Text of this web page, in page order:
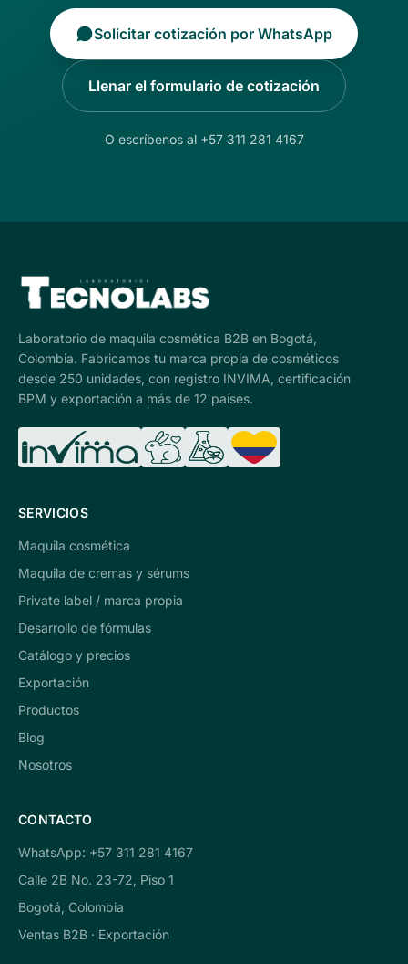
Solicitar cotización por WhatsApp
Llenar el formulario de cotización
O escríbenos al +57 311 281 4167
Laboratorio de maquila cosmética B2B en Bogotá,
Colombia. Fabricamos tu marca propia de cosméticos
desde 250 unidades, con registro INVIMA, certificación
BPM y exportación a más de 12 países.
SERVICIOS
Maquila cosmética
Maquila de cremas y sérums
Private label / marca propia
Desarrollo de fórmulas
Catálogo y precios
Exportación
Productos
Blog
Nosotros
CONTACTO
WhatsApp: +57 311 281 4167
Calle 2B No. 23-72, Piso 1
Bogotá, Colombia
Ventas B2B · Exportación